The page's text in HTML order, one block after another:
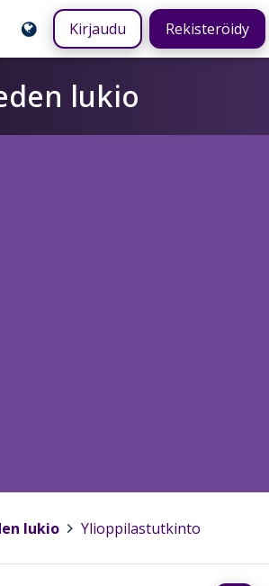
Kirjaudu Rekisteröidy
lukio
lukio Ylioppilastutkinto